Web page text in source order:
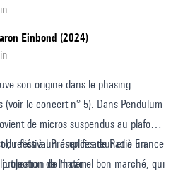
Einbond (2024)
son origine dans le phasing
(voir le concert n° 5). Dans Pendulum
de micros suspendus au plafond,
reliés à un amplificateur et à un
de matériel bon marché, qui
festival Présences de Radio France
de l'Ircam.